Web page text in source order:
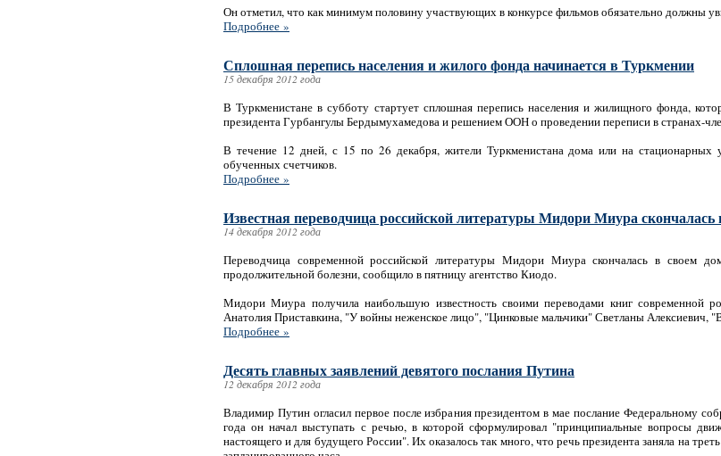
Он отметил, что как минимум половину участвующих в конкурсе фильмов обязательно должны
Подробнее »
Сплошная перепись населения и жилого фонда начинается в Туркмении
15 декабря 2012 года
В Туркменистане в субботу стартует сплошная перепись населения и жилищного фонда,
президента Гурбангулы Бердымухамедова и решением ООН о проведении переписи в странах-
В течение 12 дней, с 15 по 26 декабря, жители Туркменистана дома или на стационарных
обученных счетчиков.
Подробнее »
Известная переводчица российской литературы Мидори Миура скончалась
14 декабря 2012 года
Переводчица современной российской литературы Мидори Миура скончалась в своем
продолжительной болезни, сообщило в пятницу агентство Киодо.
Мидори Миура получила наибольшую известность своими переводами книг современной
Анатолия Приставкина, "У войны неженское лицо", "Цинковые мальчики" Светланы Алексиевич,
Подробнее »
Десять главных заявлений девятого послания Путина
12 декабря 2012 года
Владимир Путин огласил первое после избрания президентом в мае послание Федеральному
года он начал выступать с речью, в которой сформулировал "принципиальные вопросы
настоящего и для будущего России". Их оказалось так много, что речь президента заняла на